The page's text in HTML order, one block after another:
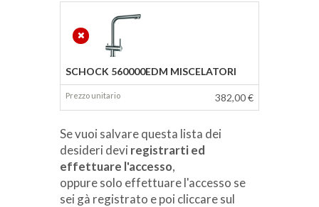
Prodotto
Prezzo
SCHOCK 560000EDM MISCELATORI
382,00 €
Se vuoi salvare questa lista dei
desideri devi registrarti ed
effettuare l'accesso,
oppure solo effettuare l'accesso se
sei gà registrato e poi cliccare sul